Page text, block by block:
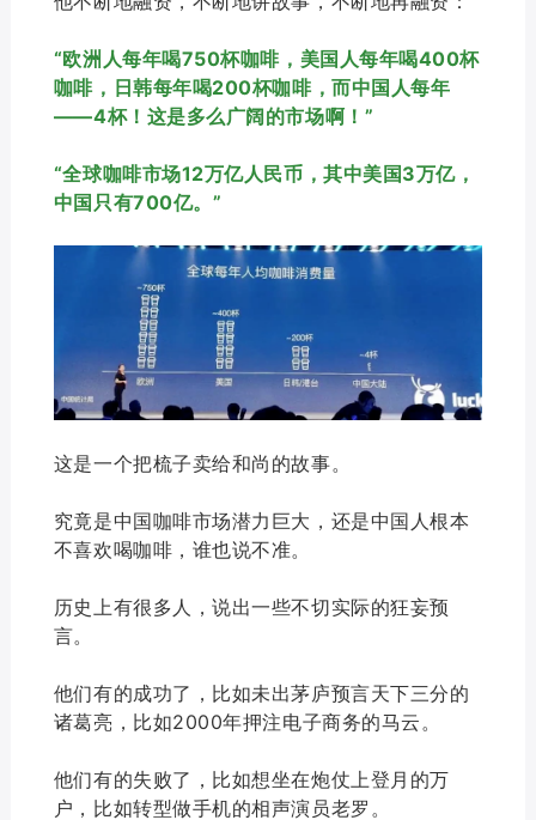
“欧洲人每年喝750杯咖啡，美国人每年喝400杯
咖啡，日韩每年喝200杯咖啡，而中国人每年
——4杯！这是多么广阔的市场啊！”
“全球咖啡市场12万亿人民币，其中美国3万亿，
中国只有700亿。”
这是一个把梳子卖给和尚的故事。
究竟是中国咖啡市场潜力巨大，还是中国人根本
不喜欢喝咖啡，谁也说不准。
历史上有很多人，说出一些不切实际的狂妄预
言。
他们有的成功了，比如未出茅庐预言天下三分的
诸葛亮，比如2000年押注电子商务的马云。
他们有的失败了，比如想坐在炮仗上登月的万
户，比如转型做手机的相声演员老罗。